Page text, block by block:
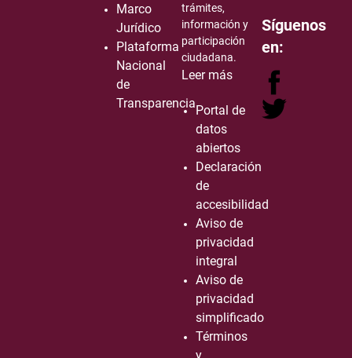
Marco
Jurídico
Plataforma
Nacional
de
Transparencia
trámites,
información y
participación
ciudadana.
Leer más
Portal de
datos
abiertos
Declaración
de
accesibilidad
Aviso de
privacidad
integral
Aviso de
privacidad
simplificado
Términos
y
Síguenos
en: